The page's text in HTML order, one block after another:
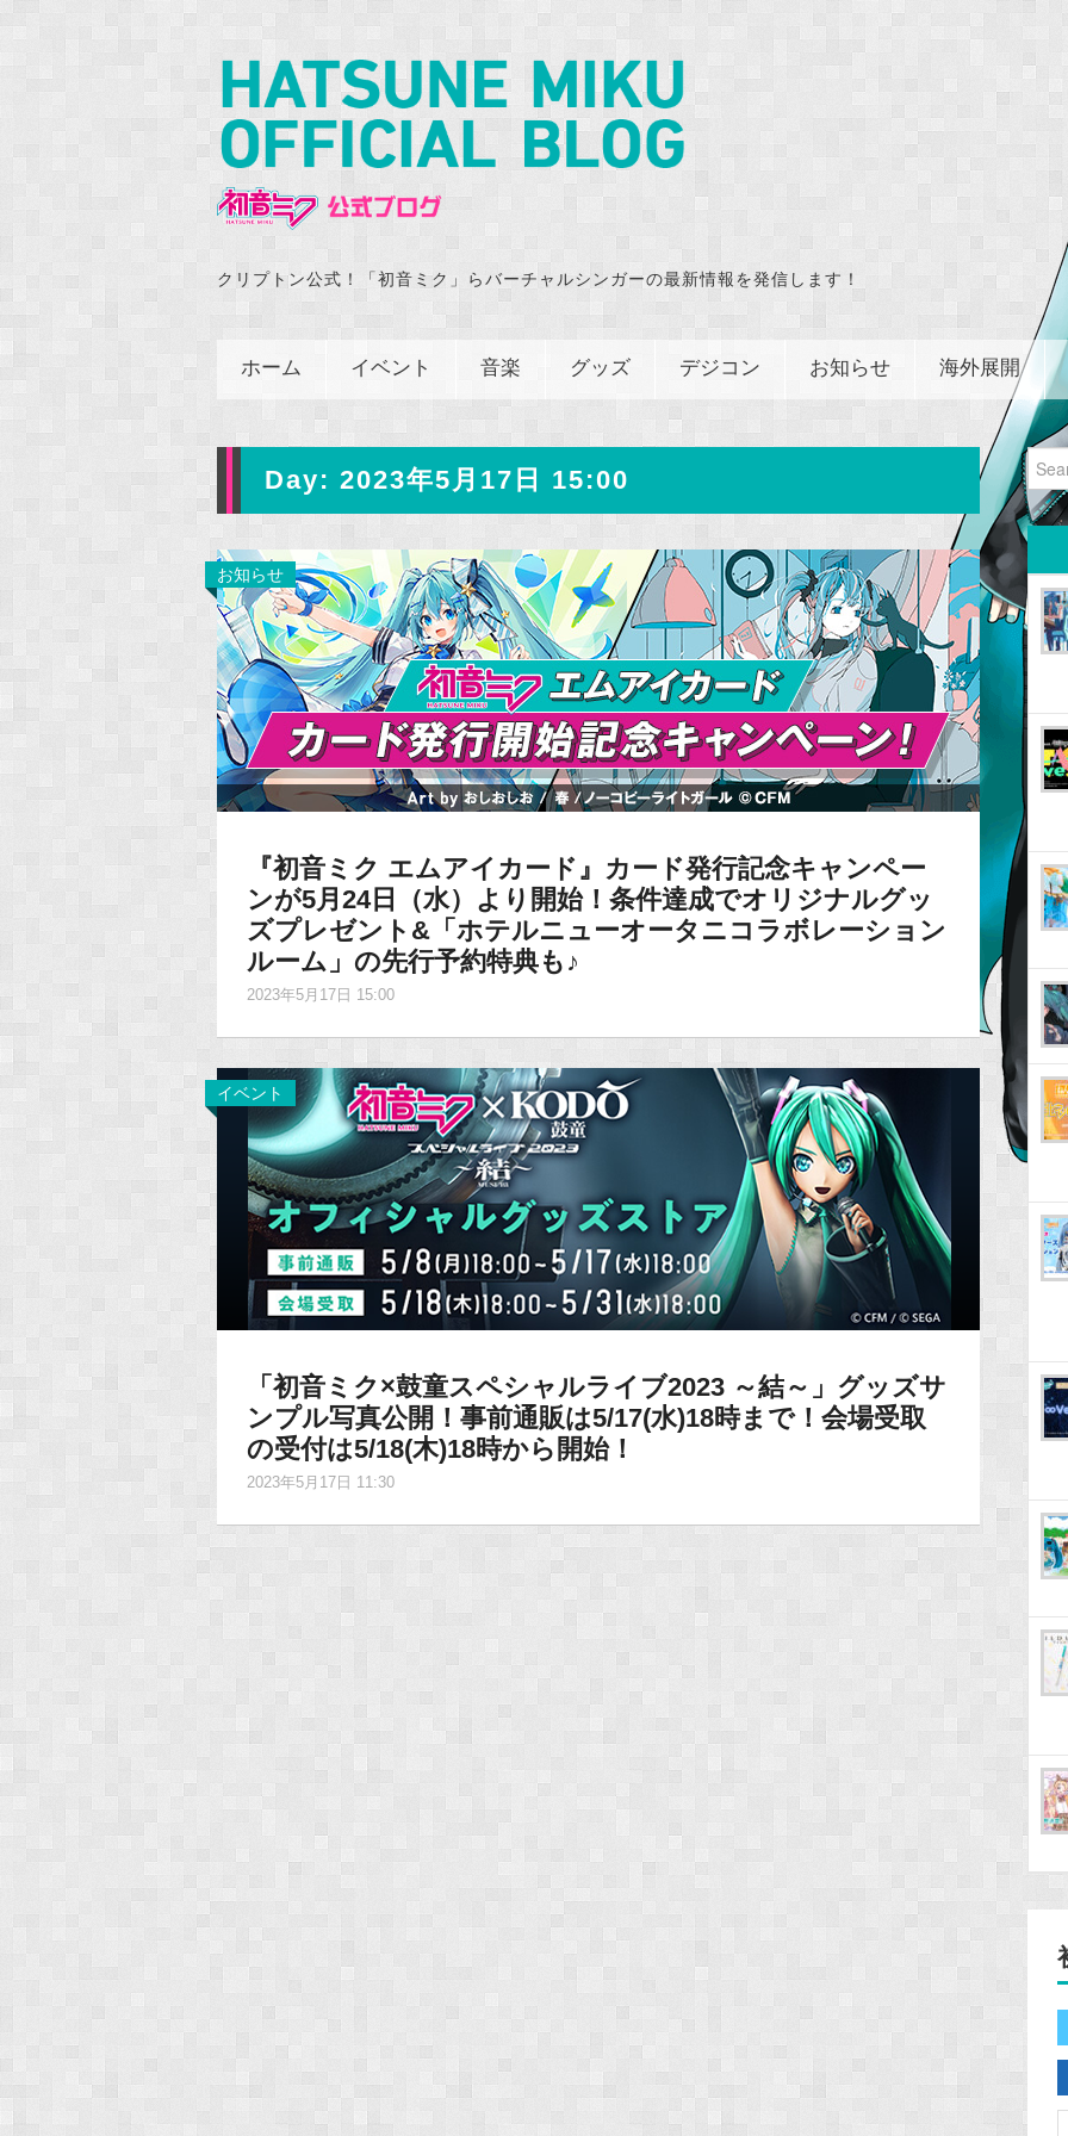
クリプトン公式！「初音ミク」らバーチャルシンガーの最新情報を発信します！
ホーム イベント 音楽 グッズ デジコン お知らせ 海外展開
Day: 2023年5月17日 15:00
お知らせ
『初音ミク エムアイカード』カード発行記念キャンペー
ンが5月24日（水）より開始！条件達成でオリジナルグッ
ズプレゼント&「ホテルニューオータニコラボレーション
ルーム」の先行予約特典も♪
2023年5月17日 15:00
イベント
「初音ミク×鼓童スペシャルライブ2023 ～結～」グッズサ
ンプル写真公開！事前通販は5/17(水)18時まで！会場受取
の受付は5/18(木)18時から開始！
2023年5月17日 11:30
for: